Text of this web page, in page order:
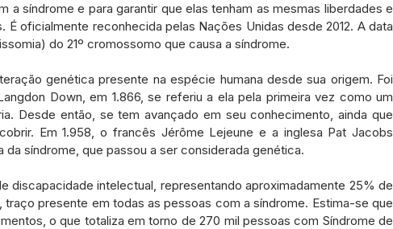
a síndrome e para garantir que elas tenham as mesmas liberdades e
É oficialmente reconhecida pelas Nações Unidas desde 2012. A data
do 21º cromossomo que causa a síndrome.
genética presente na espécie humana desde sua origem. Foi
Down, em 1.866, se referiu a ela pela primeira vez como um
Desde então, se tem avançado em seu conhecimento, ainda que
Em 1.958, o francês Jérôme Lejeune e a inglesa Pat Jacobs
síndrome, que passou a ser considerada genética.
discapacidade intelectual, representando aproximadamente 25% de
presente em todas as pessoas com a síndrome. Estima-se que
o que totaliza em torno de 270 mil pessoas com Síndrome de